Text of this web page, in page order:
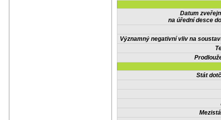
Datum
na úřední desce
Významný negativní vliv na
Stát